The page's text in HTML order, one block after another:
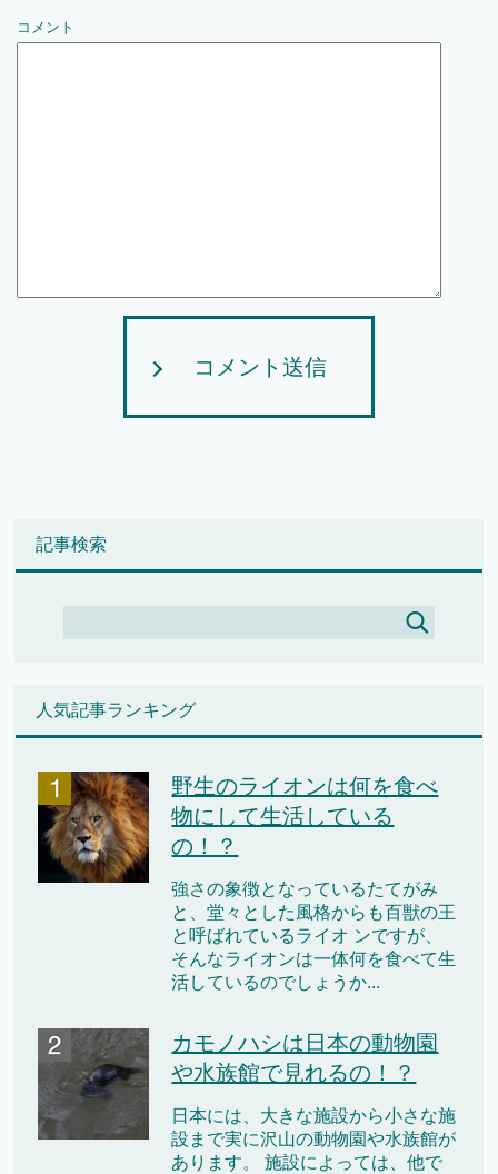
コメント
コメント送信
記事検索
人気記事ランキング
野生のライオンは何を食べ
物にして生活している
の！？
強さの象徴となっているたてがみ
と、堂々とした風格からも百獣の王
と呼ばれているライオ ンですが、
そんなライオンは一体何を食べて生
活しているのでしょうか...
カモノハシは日本の動物園
や水族館で見れるの！？
日本には、大きな施設から小さな施
設まで実に沢山の動物園や水族館が
あります。 施設によっては、他で